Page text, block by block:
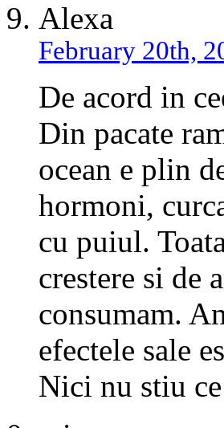
Alexa
February 20th,
De acord in
Din pacate
ocean e plin
hormoni,
cu puiul.
crestere si de
consumam.
efectele sale
Nici nu stiu